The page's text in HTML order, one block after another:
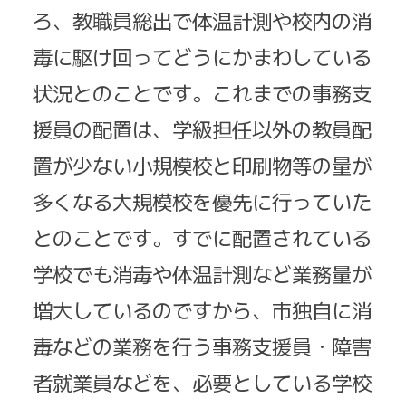
ろ、教職員総出で体温計測や校内の消
毒に駆け回ってどうにかまわしている
状況とのことです。これまでの事務支
援員の配置は、学級担任以外の教員配
置が少ない小規模校と印刷物等の量が
多くなる大規模校を優先に行っていた
とのことです。すでに配置されている
学校でも消毒や体温計測など業務量が
増大しているのですから、市独自に消
毒などの業務を行う事務支援員・障害
者就業員などを、必要としている学校